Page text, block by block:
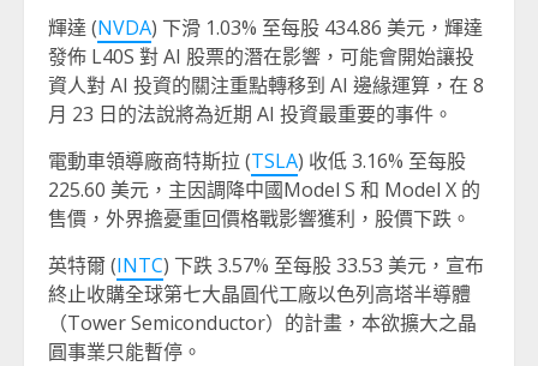
輝達 (NVDA) 下滑 1.03% 至每股 434.86 美元，輝達
發佈 L40S 對 AI 股票的潛在影響，可能會開始讓投
資人對 AI 投資的關注重點轉移到 AI 邊緣運算，在 8
月 23 日的法說將為近期 AI 投資最重要的事件。
電動車領導廠商特斯拉 (TSLA) 收低 3.16% 至每股
225.60 美元，主因調降中國Model S 和 Model X 的
售價，外界擔憂重回價格戰影響獲利，股價下跌。
英特爾 (INTC) 下跌 3.57% 至每股 33.53 美元，宣布
終止收購全球第七大晶圓代工廠以色列高塔半導體
（Tower Semiconductor）的計畫，本欲擴大之晶
圓事業只能暫停。